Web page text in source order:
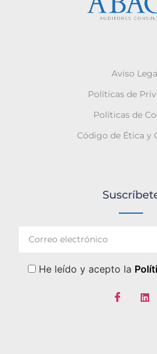
Aviso
Políticas de
Políticas de
Código de Ética y
He leído y acepto la